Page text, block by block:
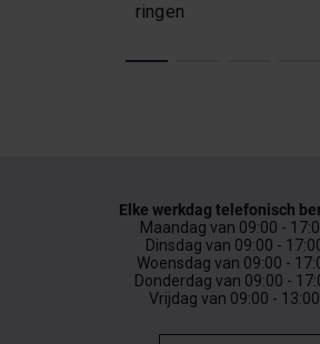
ringen
Elke werkdag telefonisch
Maandag van 09:00 -
Dinsdag van 09:00 -
Woensdag van 09:00 -
Donderdag van 09:00 -
Vrijdag van 09:00 - 13:00